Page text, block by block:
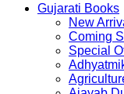
Gujarati Books
New
Coming
Special